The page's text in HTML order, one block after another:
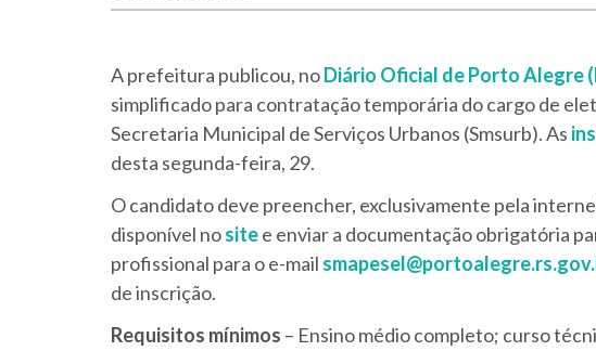
A prefeitura publicou, noDiário Oficial de Porto Alegre
simplificado para contratação temporária do cargo de
Secretaria Municipal de Serviços Urbanos (Smsurb). As
desta segunda-feira, 29.
O candidato deve preencher, exclusivamente pela
disponível nositee enviar a documentação obrigatória
profissional para o e-mail
de inscrição.
Requisitos mínimos – Ensino médio completo; curso